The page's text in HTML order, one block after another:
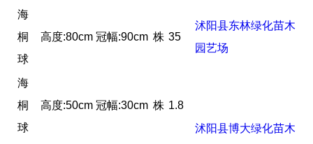
海
桐
球
高度:80cm 冠幅:90cm 株 35
沭阳县东林绿化苗木
园艺场
海
桐
球
高度:50cm 冠幅:30cm 株 1.8
沭阳县博大绿化苗木